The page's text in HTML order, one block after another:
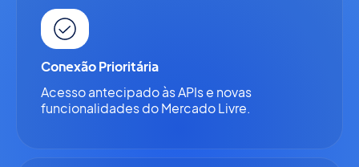
Conexão Prioritária
Acesso antecipado às APIs e novas
funcionalidades do Mercado Livre.